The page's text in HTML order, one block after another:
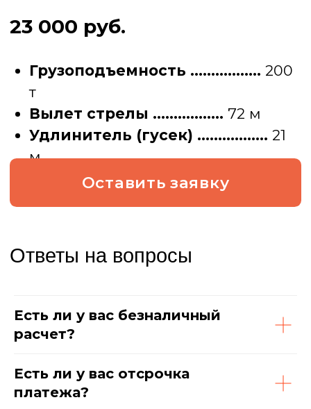
Ответы на вопросы
Есть ли у вас безналичный
расчет?
Есть ли у вас отсрочка
платежа?